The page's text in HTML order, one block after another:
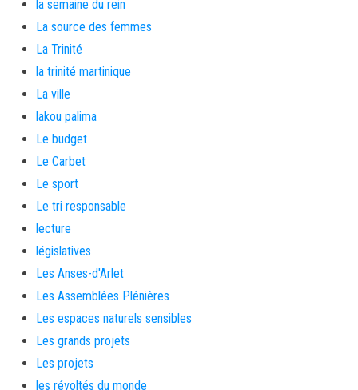
la semaine du rein
La source des femmes
La Trinité
la trinité martinique
La ville
lakou palima
Le budget
Le Carbet
Le sport
Le tri responsable
lecture
législatives
Les Anses-d'Arlet
Les Assemblées Plénières
Les espaces naturels sensibles
Les grands projets
Les projets
les révoltés du monde